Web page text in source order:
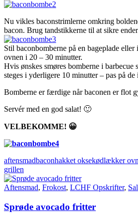
Nu vikles baconstrimlerne omkring
bacon. Brug tandstikkerne til at sikre
Stil baconbomberne på en bageplade eller
ovnen i 20 – 30 minutter.
Hvis ønskes smøres bomberne i barbecue
steges i yderligere 10 minutter – pas på
Bomberne er færdige når baconen er flot
Servér med en god salat! 🙂
VELBEKOMME! 😀
aftensmadbaconhakket oksekødlækker
grillen
Aftensmad, Frokost, LCHF Opskrifter,
Sprøde avocado fritter